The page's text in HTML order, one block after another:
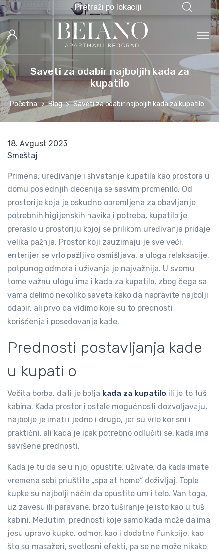
Pretraži po lokaciji
Saveti za odabir najboljih kada za
kupatilo
Početna Blog Saveti za odabir najboljih kada za kupatilo
18. Avgust 2023
Smeštaj
Primena, uređivanje i shvatanje kupatila kao prostora u
domu poslednjih decenija se sasvim promenilo. Od
prostorije koja je oskudno opremljena za obavljanje
potrebnih higijenskih navika i potreba, kupatilo je
preraslo u prostoriju kojoj se prilikom uređivanja pridaje
velika pažnja. Prostor koji zauzimaju je sve veći,
enterijer se vrlo pažljivo osmišljava, a uloga relaksacije,
potpunog odmora i uživanja je najvažnija. U svemu
tome važnu ulogu ima i kada za kupatilo, zbog čega sa
vama delimo nekoliko saveta kako da napravite najbolji
odabir, ali prvo da vidimo koje su to prednosti
korišćenja i posedovanja kade.
Prednosti postavljanja kade
u kupatilo
Večita borba, da li je bolja kada za kupatilo ili je to tuš
kabina. Kada prostor i ostale mogućnosti dozvoljavaju,
najbolje je imati i jedno i drugo, jer su vrlo korisni i
praktični, ali kada je ipak potrebno odlučiti se, kada ima
savršene prednosti.
Kada je tu da se u njoj opustite, uživate, da kada imate
vremena sebi priuštite „spa at home“ doživljaj. Tople
kupke su najbolji način da opustite um i telo. Van toga,
uz zavesu ili paravane, brzo tuširanje je isto kao u tuš
kabini. Međutim, prednosti koje samo kada može da ima
jesu upravo kupke, odmor, kao i dodatne funkcije, kao
što su masažeri, svetlosni efekti, pa se ne može nikako